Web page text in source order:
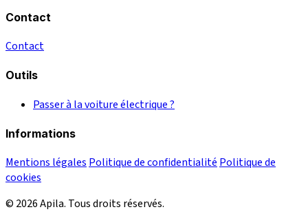
Contact
Contact
Outils
Passer à la voiture électrique ?
Informations
Mentions légales Politique de confidentialité Politique de
cookies
© 2026 Apila. Tous droits réservés.